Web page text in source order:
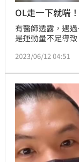
OL走一下就喘
有醫師透露，遇
是運動量不足導
2023/06/12 04:51